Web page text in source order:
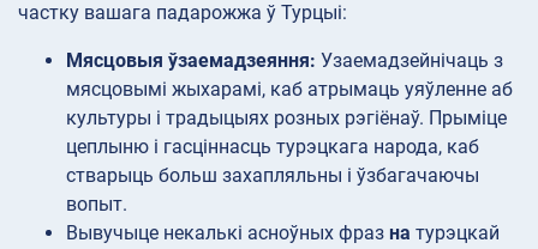
частку вашага падарожжа ў Турцыі:
Мясцовыя ўзаемадзеяння: Узаемадзейнічаць з
мясцовымі жыхарамі, каб атрымаць уяўленне аб
культуры і традыцыях розных рэгіёнаў. Прыміце
цеплыню і гасціннасць турэцкага народа, каб
стварыць больш захапляльны і ўзбагачаючы
вопыт.
Вывучыце некалькі асноўных фраз на турэцкай